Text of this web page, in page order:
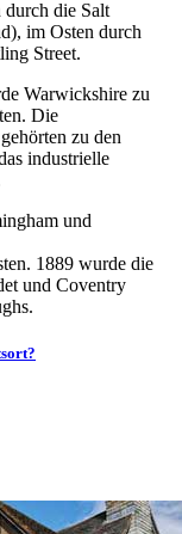
durch die Salt
im Osten durch
Street.
Warwickshire zu
Die
zu den
industrielle
und
1889 wurde die
und Coventry